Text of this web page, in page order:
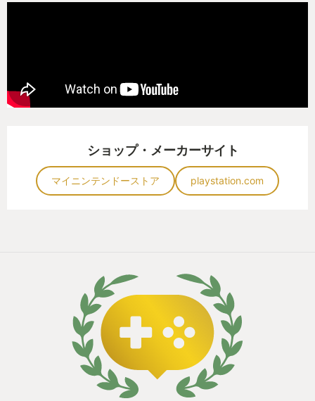
ショップ・メーカーサイト
マイニンテンドーストア playstation.com